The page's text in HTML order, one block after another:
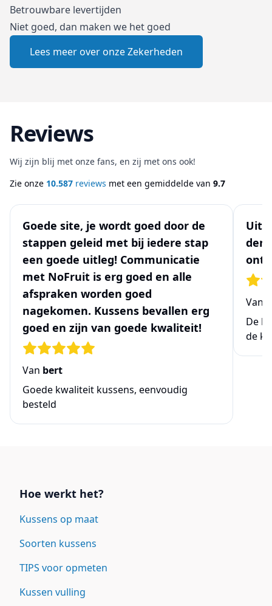
Betrouwbare levertijden
Niet goed, dan maken we het goed
Lees meer over onze Zekerheden
Reviews
Wij zijn blij met onze fans, en zij met ons ook!
Zie onze 10.587 reviews met een gemiddelde van 9.7
Goede site, je wordt goed door de
stappen geleid met bij iedere stap
een goede uitleg! Communicatie
met NoFruit is erg goed en alle
afspraken worden goed
nagekomen. Kussens bevallen erg
goed en zijn van goede kwaliteit!
Van bert
Goede kwaliteit kussens, eenvoudig
besteld
Van
De
de
Hoe werkt het?
Kussens op maat
Soorten kussens
TIPS voor opmeten
Kussen vulling